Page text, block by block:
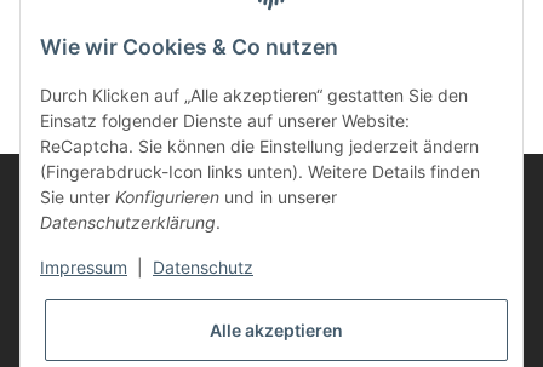
Kunden Service
Wie wir Cookies & Co nutzen
Durch Klicken auf „Alle akzeptieren“ gestatten Sie den
Einsatz folgender Dienste auf unserer Website:
ReCaptcha. Sie können die Einstellung jederzeit ändern
(Fingerabdruck-Icon links unten). Weitere Details finden
Sie unter Konfigurieren und in unserer
Datenschutzerklärung.
Impressum Datenschutz
Alle akzeptieren